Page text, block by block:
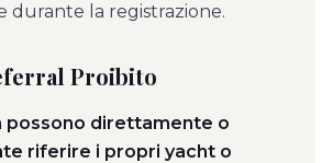
durante la registrazione.
Proibito
possono direttamente o
riferire i propri yacht o